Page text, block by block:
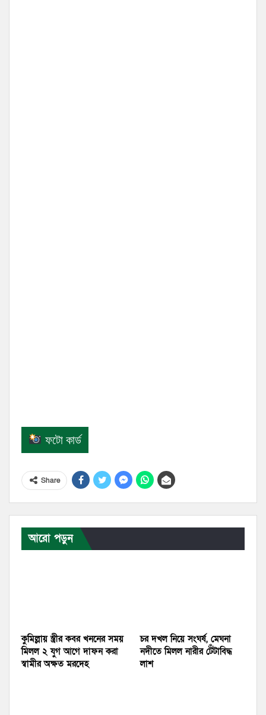
ফটো কার্ড
Share
আরো পড়ুন
কুমিল্লায় স্ত্রীর কবর খননের সময়
মিলল ২ যুগ আগে দাফন করা
স্বামীর অক্ষত মরদেহ
চর দখল নিয়ে সংঘর্ষ, মেঘনা
নদীতে মিলল নারীর টেঁটাবিদ্ধ
লাশ